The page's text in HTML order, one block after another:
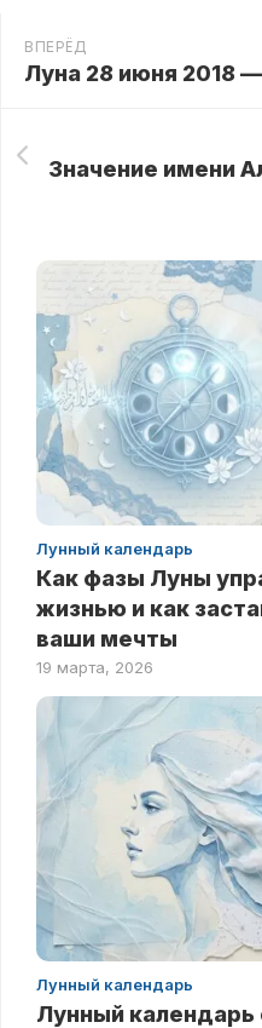
ВПЕРЁД
Лунный календарь
Как фазы Луны
жизнью и как
ваши мечты
19 марта, 2026
Лунный календарь
Лунный